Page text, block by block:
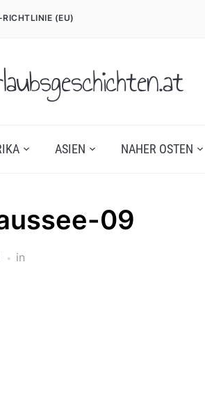
RICHTLINIE (EU)
ASIEN NAHER OSTEN
09
in